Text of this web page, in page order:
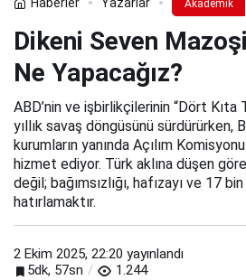
Akademik
Dikeni Seven
Ne Yapacağız?
ABD’nin ve işbirlikçilerinin “Dört Kıta
yıllık savaş döngüsünü sürdürürken,
kurumların yanında Açılım
hizmet ediyor. Türk aklına düşen
değil; bağımsızlığı, hafızayı ve 17
hatırlamaktır.
2 Ekim 2025, 22:20 yayınlandı
5dk, 57sn
1.244